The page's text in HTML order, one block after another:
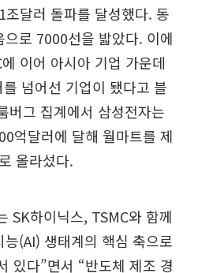
달러 돌파를 달성했다. 동
로 7000선을 밟았다. 이에
이어 아시아 기업 가운데
넘어선 기업이 됐다고 블
버그 집계에서 삼성전자는
억달러에 달해 월마트를 제
올라섰다.
SK하이닉스, TSMC와 함께
(AI) 생태계의 핵심 축으로
있다”면서 “반도체 제조 경